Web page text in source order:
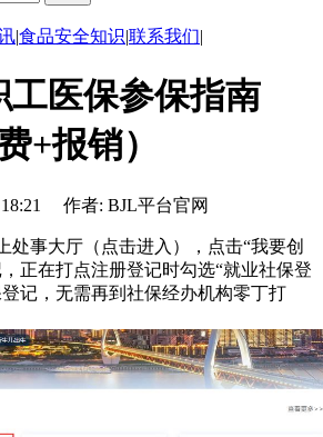
|食品安全知识|联系我们|
工医保参保指南
+报销）
18:21 作者: BJL平台官网
事大厅（点击进入），点击“我要创
正在打点注册登记时勾选“就业社保登
记，无需再到社保经办机构零丁打